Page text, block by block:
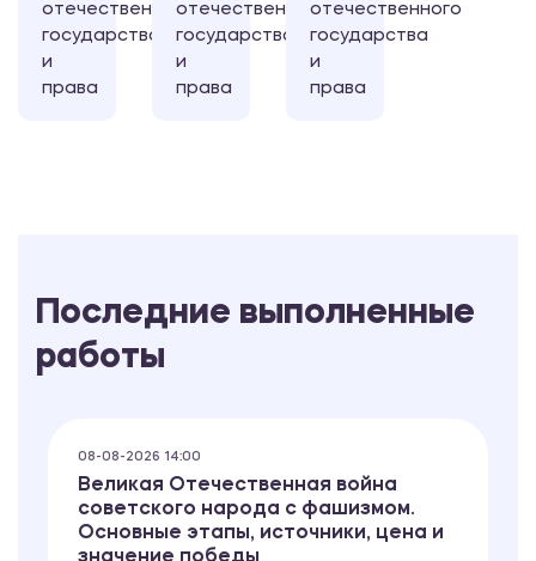
отечественного
государства
и
права
отечественного
государства
и
права
отечественного
государства
и
права
Последние выполненные
работы
08-08-2026 14:00
Великая Отечественная война
советского народа с фашизмом.
Основные этапы, источники, цена и